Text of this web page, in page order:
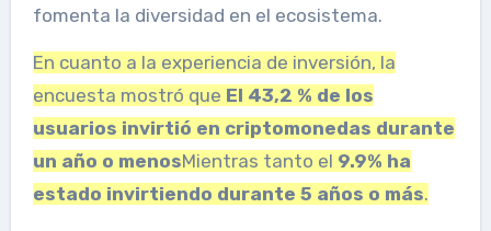
fomenta la diversidad en el ecosistema.
En cuanto a la experiencia de inversión, la
encuesta mostró que El 43,2 % de los
usuarios invirtió en criptomonedas durante
un año o menosMientras tanto el 9.9% ha
estado invirtiendo durante 5 años o más.